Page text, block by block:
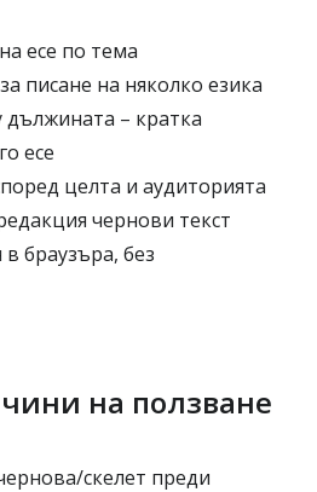
есе по тема
писане на няколко езика
– кратка
есе
целта и аудиторията
чернови текст
браузъра, без
на ползване
скелет преди